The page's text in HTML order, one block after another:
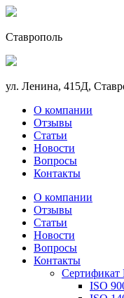
Ставрополь
ул. Ленина, 415Д,
О компании
Отзывы
Статьи
Новости
Вопросы
Контакты
О компании
Отзывы
Статьи
Новости
Вопросы
Контакты
ISO